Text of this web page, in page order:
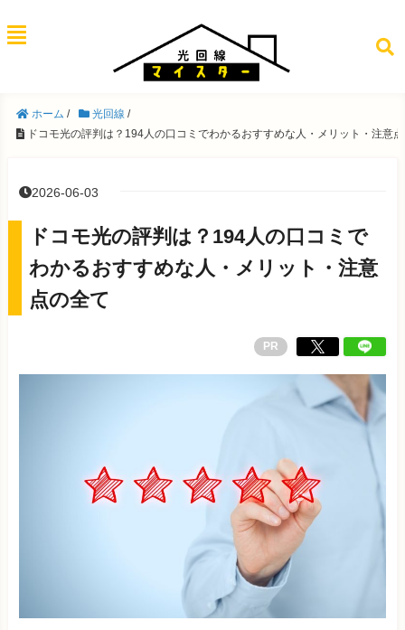
ホーム / 光回線 /
ドコモ光の評判は？194人の口コミでわかるおすすめな人・メリット・注意
2026-06-03
ドコモ光の評判は？194人の口コミで
わかるおすすめな人・メリット・注意
点の全て
PR